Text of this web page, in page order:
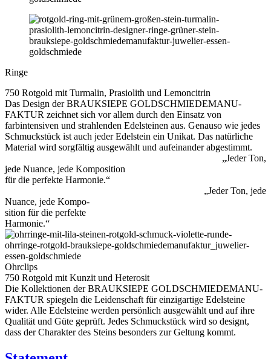
Ringe
750 Rotgold mit Turmalin, Prasiolith und Lemoncitrin
Das Design der BRAUKSIEPE GOLD­SCHMIEDE­MANU­
FAKTUR zeichnet sich vor allem durch den Einsatz von
farbintensiven und strahlenden Edelsteinen aus. Genauso wie jedes
Schmuckstück ist auch jeder Edelstein ein Unikat. Das natürliche
Material wird sorgfältig ausgewählt und aufeinander abgestimmt.
„Jeder Ton,
jede Nuance, jede Komposition
für die perfekte Harmonie.“
„Jeder Ton, jede
Nuance, jede Kompo-
sition für die perfekte
Harmonie.“
Ohrclips
750 Rotgold mit Kunzit und Heterosit
Die Kollektionen der BRAUKSIEPE GOLD­­SCHMIEDE­­MANU­­
FAKTUR spiegeln die Leiden­schaft für einzigartige Edelsteine
wider. Alle Edelsteine werden persönlich ausgewählt und auf ihre
Qualität und Güte geprüft. Jedes Schmuckstück wird so designt,
dass der Charakter des Steins besonders zur Geltung kommt.